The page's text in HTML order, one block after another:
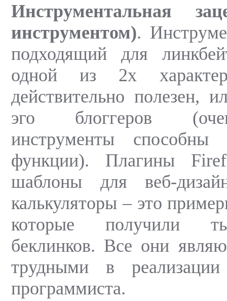
Инструментальная
инструментом).
подходящий для
одной из 2х
действительно полезен,
эго блоггеров
инструменты способны
функции). Плагины
шаблоны для веб-
калькуляторы – это
которые получили
беклинков. Все они
трудными в
программиста.